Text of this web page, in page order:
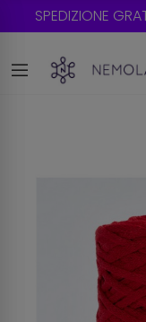
SPEDIZIONE